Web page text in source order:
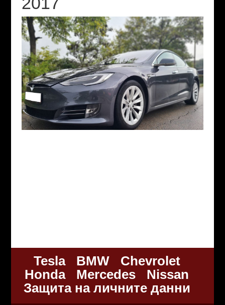
Tesla BMW
Chevrolet
Honda
Mercedes
Nissan
Защита на личните данни